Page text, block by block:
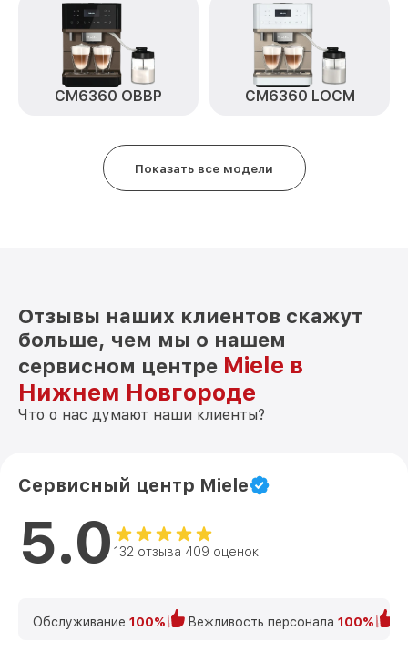
CM6360 OBBP CM6360 LOCM
Показать все модели
Отзывы наших клиентов скажут
больше, чем мы о нашем
сервисном центре Miele в
Нижнем Новгороде
Что о нас думают наши клиенты?
Сервисный центр Miele
5.0 132 отзыва 409 оценок
Обслуживание 100% Вежливость персонала 100%